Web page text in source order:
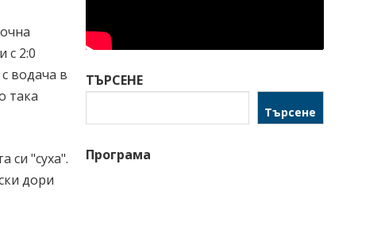
с 2:0
водача в
така
си "суха".
дори
ТЪРСЕНЕ
Търсене
Програма